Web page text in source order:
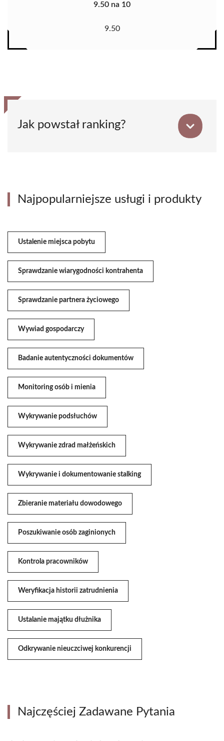
9.50 na 10
9.50
Jak powstał ranking?
Najpopularniejsze usługi i produkty
Ustalenie miejsca pobytu
Sprawdzanie wiarygodności kontrahenta
Sprawdzanie partnera życiowego
Wywiad gospodarczy
Badanie autentyczności dokumentów
Monitoring osób i mienia
Wykrywanie podsłuchów
Wykrywanie zdrad małżeńskich
Wykrywanie i dokumentowanie stalking
Zbieranie materiału dowodowego
Poszukiwanie osób zaginionych
Kontrola pracowników
Weryfikacja historii zatrudnienia
Ustalanie majątku dłużnika
Odkrywanie nieuczciwej konkurencji
Najczęściej Zadawane Pytania